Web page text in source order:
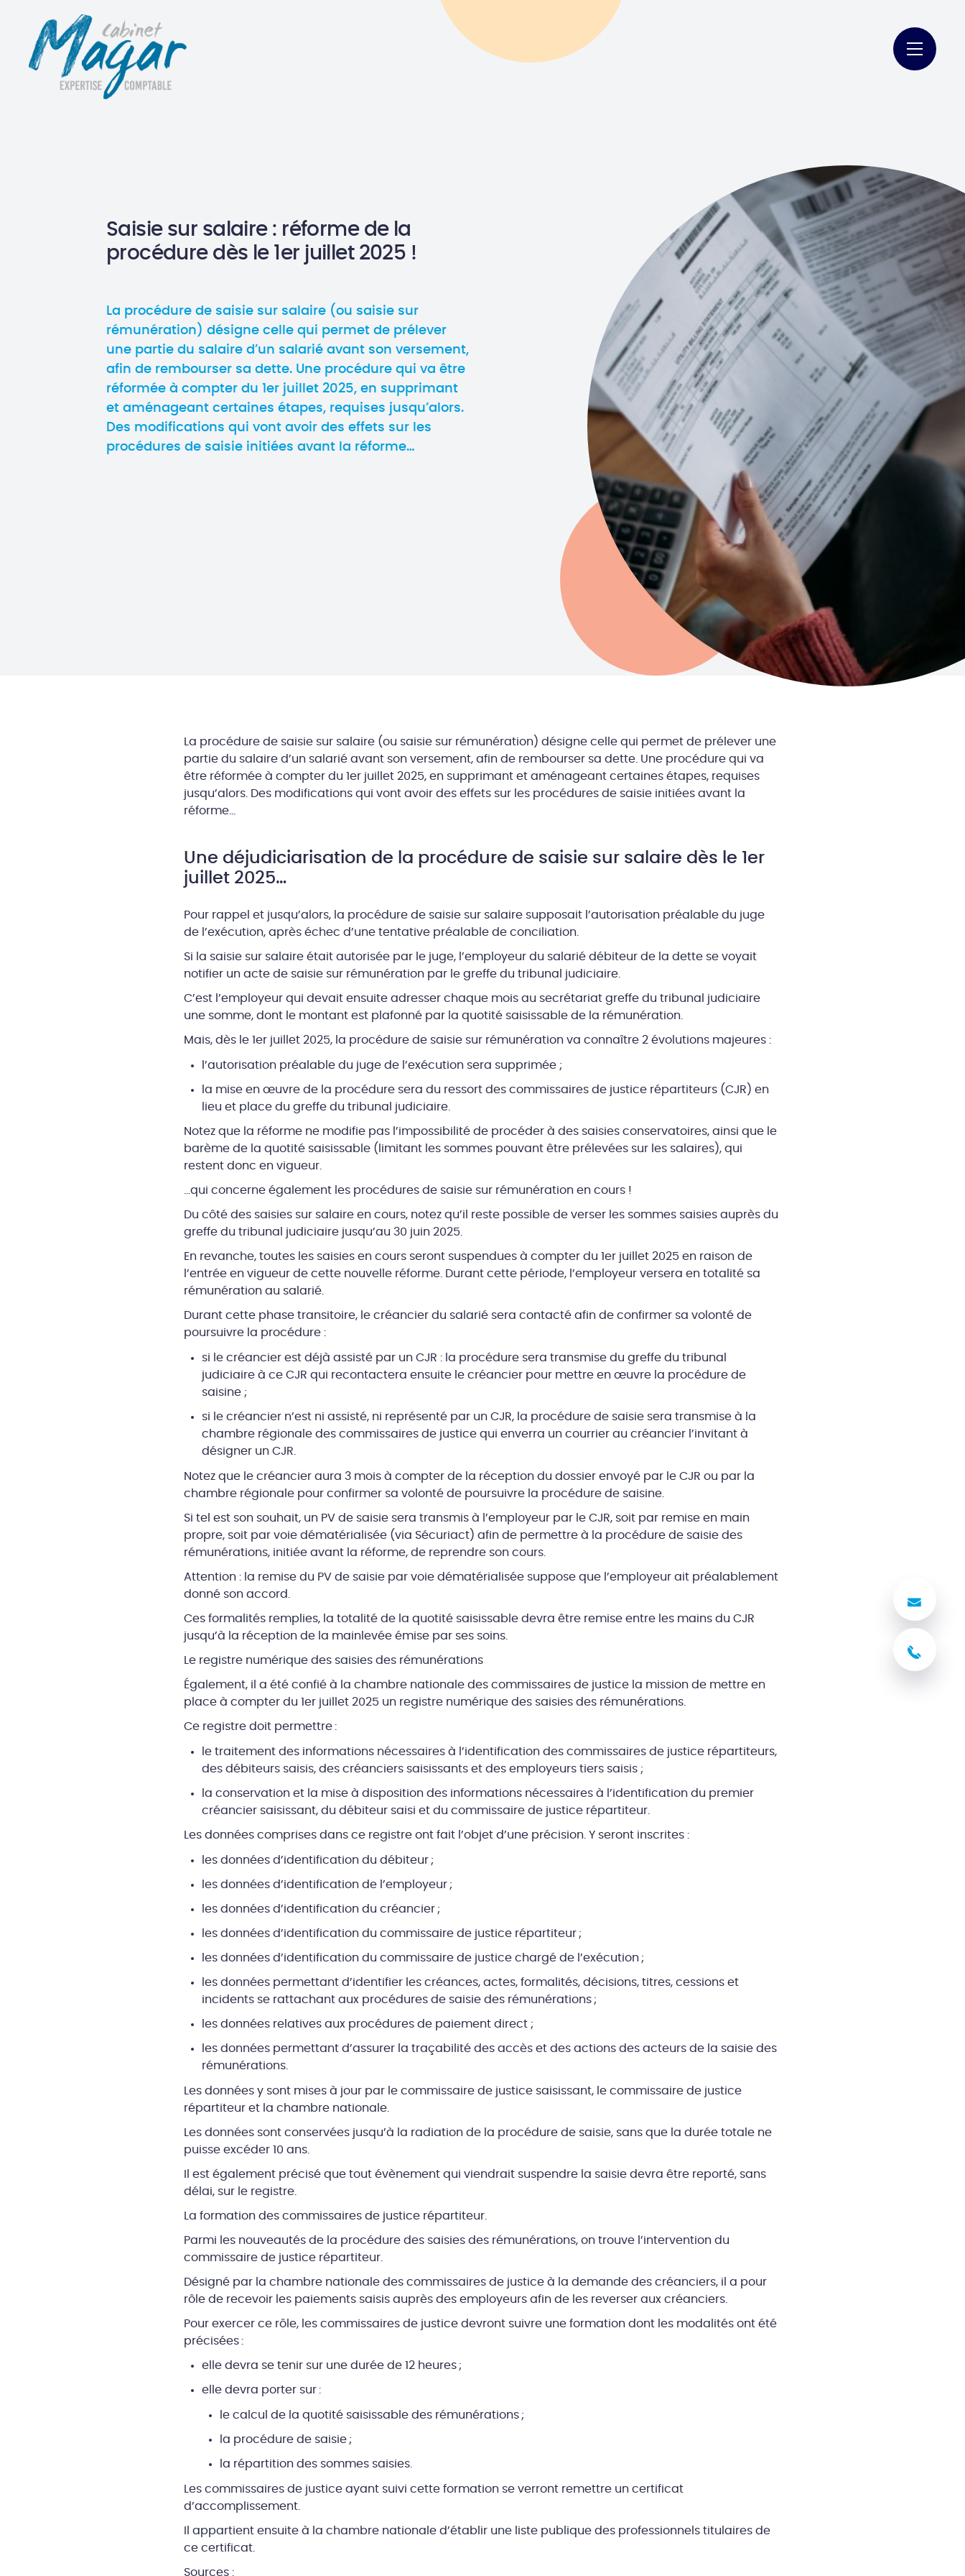
Saisie sur salaire : réforme de la
procédure dès le 1er juillet 2025 !
La procédure de saisie sur salaire (ou saisie sur
rémunération) désigne celle qui permet de prélever
une partie du salaire d’un salarié avant son versement,
afin de rembourser sa dette. Une procédure qui va être
réformée à compter du 1er juillet 2025, en supprimant
et aménageant certaines étapes, requises jusqu’alors.
Des modifications qui vont avoir des effets sur les
procédures de saisie initiées avant la réforme…
La procédure de saisie sur salaire (ou saisie sur rémunération) désigne celle qui permet de prélever une
partie du salaire d’un salarié avant son versement, afin de rembourser sa dette. Une procédure qui va
être réformée à compter du 1er juillet 2025, en supprimant et aménageant certaines étapes, requises
jusqu’alors. Des modifications qui vont avoir des effets sur les procédures de saisie initiées avant la
réforme…
Une déjudiciarisation de la procédure de saisie sur salaire dès le 1er
juillet 2025…
Pour rappel et jusqu’alors, la procédure de saisie sur salaire supposait l’autorisation préalable du juge
de l’exécution, après échec d’une tentative préalable de conciliation.
Si la saisie sur salaire était autorisée par le juge, l’employeur du salarié débiteur de la dette se voyait
notifier un acte de saisie sur rémunération par le greffe du tribunal judiciaire.
C’est l’employeur qui devait ensuite adresser chaque mois au secrétariat greffe du tribunal judiciaire
une somme, dont le montant est plafonné par la quotité saisissable de la rémunération.
Mais, dès le 1er juillet 2025, la procédure de saisie sur rémunération va connaître 2 évolutions majeures :
l’autorisation préalable du juge de l’exécution sera supprimée ;
la mise en œuvre de la procédure sera du ressort des commissaires de justice répartiteurs (CJR) en
lieu et place du greffe du tribunal judiciaire.
Notez que la réforme ne modifie pas l’impossibilité de procéder à des saisies conservatoires, ainsi que le
barème de la quotité saisissable (limitant les sommes pouvant être prélevées sur les salaires), qui
restent donc en vigueur.
…qui concerne également les procédures de saisie sur rémunération en cours !
Du côté des saisies sur salaire en cours, notez qu’il reste possible de verser les sommes saisies auprès du
greffe du tribunal judiciaire jusqu’au 30 juin 2025.
En revanche, toutes les saisies en cours seront suspendues à compter du 1er juillet 2025 en raison de
l’entrée en vigueur de cette nouvelle réforme. Durant cette période, l’employeur versera en totalité sa
rémunération au salarié.
Durant cette phase transitoire, le créancier du salarié sera contacté afin de confirmer sa volonté de
poursuivre la procédure :
si le créancier est déjà assisté par un CJR : la procédure sera transmise du greffe du tribunal
judiciaire à ce CJR qui recontactera ensuite le créancier pour mettre en œuvre la procédure de
saisine ;
si le créancier n’est ni assisté, ni représenté par un CJR, la procédure de saisie sera transmise à la
chambre régionale des commissaires de justice qui enverra un courrier au créancier l’invitant à
désigner un CJR.
Notez que le créancier aura 3 mois à compter de la réception du dossier envoyé par le CJR ou par la
chambre régionale pour confirmer sa volonté de poursuivre la procédure de saisine.
Si tel est son souhait, un PV de saisie sera transmis à l’employeur par le CJR, soit par remise en main
propre, soit par voie dématérialisée (via Sécuriact) afin de permettre à la procédure de saisie des
rémunérations, initiée avant la réforme, de reprendre son cours.
Attention : la remise du PV de saisie par voie dématérialisée suppose que l’employeur ait préalablement
donné son accord.
Ces formalités remplies, la totalité de la quotité saisissable devra être remise entre les mains du CJR
jusqu’à la réception de la mainlevée émise par ses soins.
Le registre numérique des saisies des rémunérations
Également, il a été confié à la chambre nationale des commissaires de justice la mission de mettre en
place à compter du 1er juillet 2025 un registre numérique des saisies des rémunérations.
Ce registre doit permettre :
le traitement des informations nécessaires à l’identification des commissaires de justice répartiteurs,
des débiteurs saisis, des créanciers saisissants et des employeurs tiers saisis ;
la conservation et la mise à disposition des informations nécessaires à l’identification du premier
créancier saisissant, du débiteur saisi et du commissaire de justice répartiteur.
Les données comprises dans ce registre ont fait l’objet d’une précision. Y seront inscrites :
les données d’identification du débiteur ;
les données d’identification de l’employeur ;
les données d’identification du créancier ;
les données d’identification du commissaire de justice répartiteur ;
les données d’identification du commissaire de justice chargé de l’exécution ;
les données permettant d’identifier les créances, actes, formalités, décisions, titres, cessions et
incidents se rattachant aux procédures de saisie des rémunérations ;
les données relatives aux procédures de paiement direct ;
les données permettant d’assurer la traçabilité des accès et des actions des acteurs de la saisie des
rémunérations.
Les données y sont mises à jour par le commissaire de justice saisissant, le commissaire de justice
répartiteur et la chambre nationale.
Les données sont conservées jusqu’à la radiation de la procédure de saisie, sans que la durée totale ne
puisse excéder 10 ans.
Il est également précisé que tout évènement qui viendrait suspendre la saisie devra être reporté, sans
délai, sur le registre.
La formation des commissaires de justice répartiteur.
Parmi les nouveautés de la procédure des saisies des rémunérations, on trouve l’intervention du
commissaire de justice répartiteur.
Désigné par la chambre nationale des commissaires de justice à la demande des créanciers, il a pour
rôle de recevoir les paiements saisis auprès des employeurs afin de les reverser aux créanciers.
Pour exercer ce rôle, les commissaires de justice devront suivre une formation dont les modalités ont été
précisées :
elle devra se tenir sur une durée de 12 heures ;
elle devra porter sur :
le calcul de la quotité saisissable des rémunérations ;
la procédure de saisie ;
la répartition des sommes saisies.
Les commissaires de justice ayant suivi cette formation se verront remettre un certificat
d’accomplissement.
Il appartient ensuite à la chambre nationale d’établir une liste publique des professionnels titulaires de
ce certificat.
Sources :